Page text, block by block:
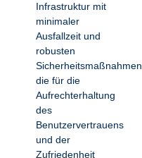
Infrastruktur mit
minimaler
Ausfallzeit und
robusten
die für die
Aufrechterhaltung
des
Benutzervertrauens
und der
Zufriedenheit